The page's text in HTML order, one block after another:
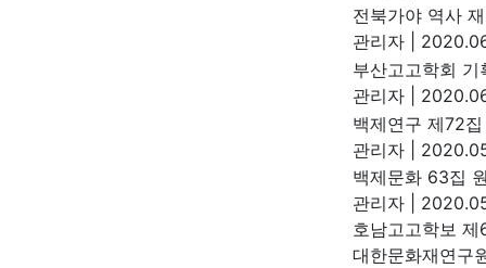
전북가야 역사
관리자
부산고고학회
관리자
백제연구 제72
관리자
백제문화 63집
관리자
호남고고학보
대한문화재연구